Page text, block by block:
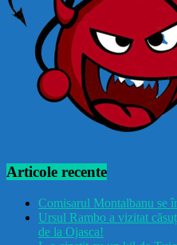
Articole recente
Comisarul Montalbanu se
Ursul Rambo a vizitat
de la Ojasca!